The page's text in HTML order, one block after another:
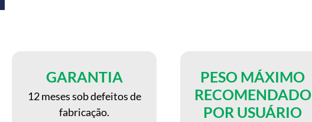
GARANTIA
12 meses sob defeitos de
fabricação.
PESO MÁXIMO
RECOMENDADO
POR USUÁRIO